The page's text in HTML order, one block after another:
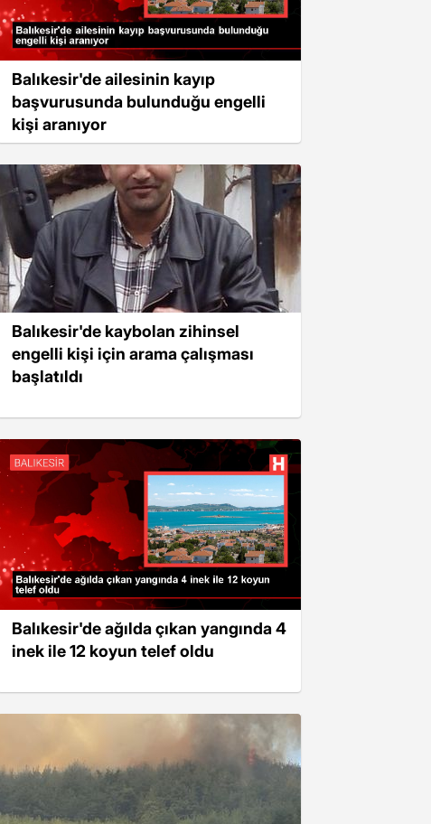
Balıkesir'de ailesinin kayıp
başvurusunda bulunduğu engelli
kişi aranıyor
Balıkesir'de kaybolan zihinsel
engelli kişi için arama çalışması
başlatıldı
Balıkesir'de ağılda çıkan yangında 4
inek ile 12 koyun telef oldu